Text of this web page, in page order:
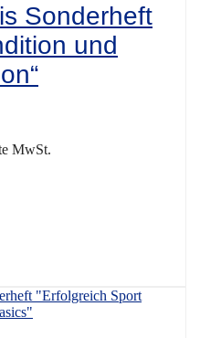
Sonderheft
und
MwSt.